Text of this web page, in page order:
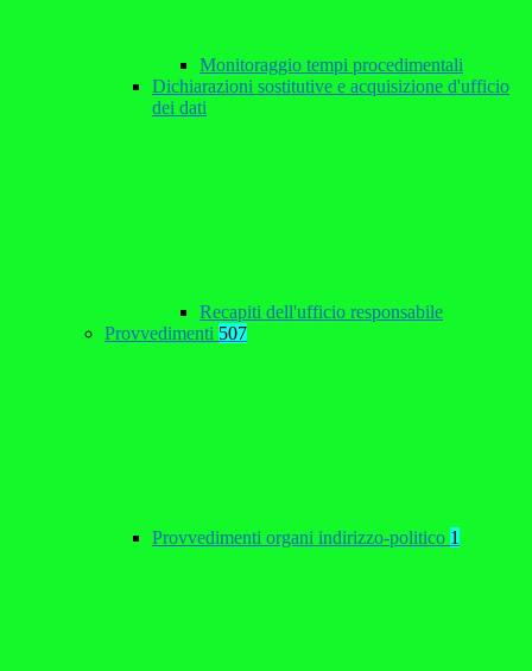
Monitoraggio tempi procedimentali
Dichiarazioni sostitutive e acquisizione d'ufficio
dei dati
Recapiti dell'ufficio responsabile
Provvedimenti 507
Provvedimenti organi indirizzo-politico 1